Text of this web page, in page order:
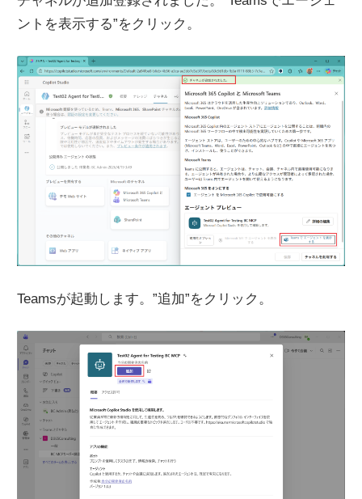
ントを表示する”をクリック。
Teamsが起動します。”追加”をクリック。